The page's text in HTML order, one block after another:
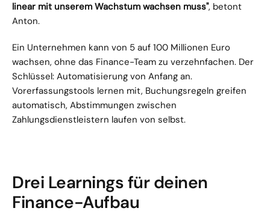
linear mit unserem Wachstum wachsen muss", betont
Anton.
Ein Unternehmen kann von 5 auf 100 Millionen Euro
wachsen, ohne das Finance-Team zu verzehnfachen. Der
Schlüssel: Automatisierung von Anfang an.
Vorerfassungstools lernen mit, Buchungsregeln greifen
automatisch, Abstimmungen zwischen
Zahlungsdienstleistern laufen von selbst.
Drei Learnings für deinen
Finance-Aufbau